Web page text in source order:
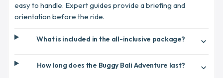
easy to handle. Expert guides provide a briefing and
orientation before the ride.
What is included in the all-inclusive package? expand_more
How long does the Buggy Bali Adventure last? expand_more